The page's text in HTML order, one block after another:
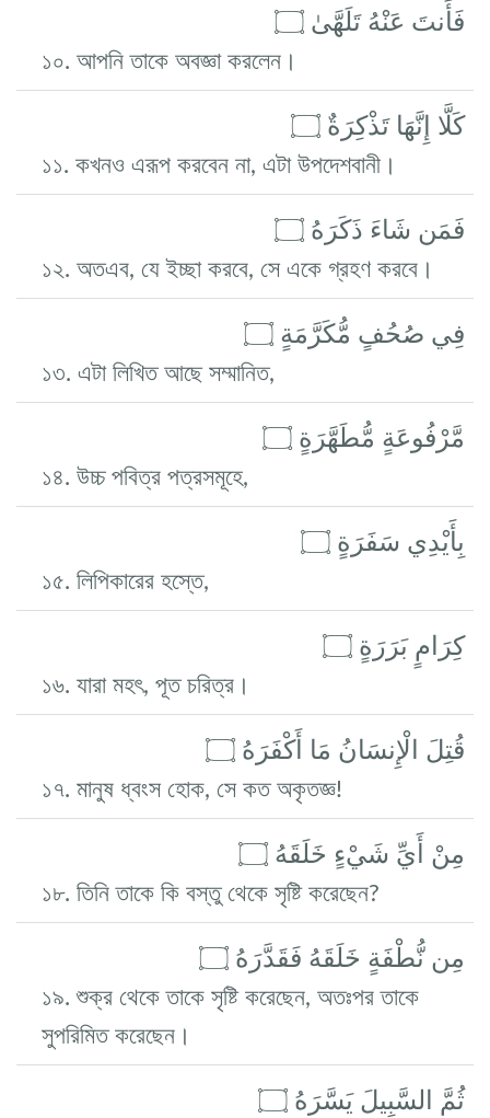
فَأَنتَ عَنْهُ تَلَهَّىٰ ۝
১০. আপনি তাকে অবজ্ঞা করলেন।
كَلَّا إِنَّهَا تَذْكِرَةٌ ۝
১১. কখনও এরূপ করবেন না, এটা উপদেশবানী।
فَمَن شَاءَ ذَكَرَهُ ۝
১২. অতএব, যে ইচ্ছা করবে, সে একে গ্রহণ করবে।
فِي صُحُفٍ مُّكَرَّمَةٍ ۝
১৩. এটা লিখিত আছে সম্মানিত,
مَّرْفُوعَةٍ مُّطَهَّرَةٍ ۝
১৪. উচ্চ পবিত্র পত্রসমূহে,
بِأَيْدِي سَفَرَةٍ ۝
১৫. লিপিকারের হস্তে,
كِرَامٍ بَرَرَةٍ ۝
১৬. যারা মহৎ, পূত চরিত্র।
قُتِلَ الْإِنسَانُ مَا أَكْفَرَهُ ۝
১৭. মানুষ ধ্বংস হোক, সে কত অকৃতজ্ঞ!
مِنْ أَيِّ شَيْءٍ خَلَقَهُ ۝
১৮. তিনি তাকে কি বস্তু থেকে সৃষ্টি করেছেন?
مِن نُّطْفَةٍ خَلَقَهُ فَقَدَّرَهُ ۝
১৯. শুক্র থেকে তাকে সৃষ্টি করেছেন, অতঃপর তাকে
সুপরিমিত করেছেন।
ثُمَّ السَّبِيلَ يَسَّرَهُ ۝